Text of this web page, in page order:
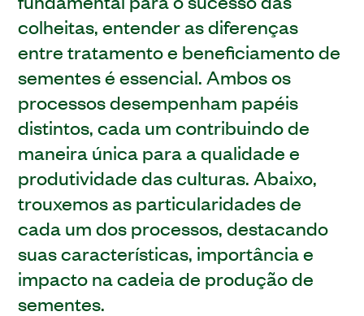
colheitas, entender as diferenças
entre tratamento e beneficiamento de
sementes é essencial. Ambos os
processos desempenham papéis
distintos, cada um contribuindo de
maneira única para a qualidade e
produtividade das culturas. Abaixo,
trouxemos as particularidades de
cada um dos processos, destacando
suas características, importância e
impacto na cadeia de produção de
sementes.